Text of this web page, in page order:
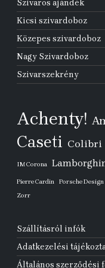
Szivaros ajándék
Kicsi szivardoboz
Közepes szivardoboz
Nagy Szivardoboz
Szivarszekrény
Achenty!
Caseti Colibri
IM Corona
Pierre Cardin Porsche Design
Zorr
Szállításról infók
Adatkezelési
Általános szerződési